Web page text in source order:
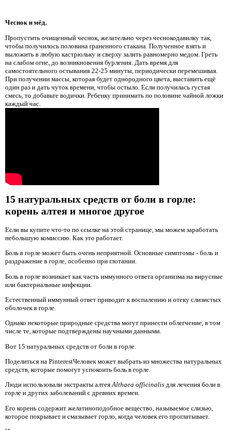
Чеснок и мёд.
Пропустить очищенный чеснок, желательно через чеснокодавилку так,
чтобы получилось половина граненного стакана. Полученное взять и
выложить в любую кастрюльку и сверху залить равномерно медом. Греть
на слабом огне, до возникновения бурления. Дать время для
самостоятельного остывания 22-25 минуты, периодически перемешивая.
При получении массы, которая будет однородного цвета, выставить ещё
один раз и дать чуток времени, чтобы остыло. Если получилась густая
смесь, то добавьте водички. Ребенку принимать по половине чайной ложки
каждый час.
15 натуральных средств от боли в горле:
корень алтея и многое другое
Если вы купите что-то по ссылке на этой странице, мы можем заработать
небольшую комиссию. Как это работает.
Боль в горле может быть очень неприятной. Основные симптомы - боль и
раздражение в горле, особенно при глотании.
Боль в горле возникает как часть иммунного ответа организма на вирусные
или бактериальные инфекции.
Естественный иммунный ответ приводит к воспалению и отеку слизистых
оболочек в горле.
Однако некоторые природные средства могут принести облегчение, в том
числе те, которые подтверждены научными данными.
Вот 15 натуральных средств от боли в горле.
Поделиться на PinterestЧеловек может выбрать из множества натуральных
средств, которые помогут успокоить боль в горле.
Люди использовали экстракты алтеяAlthaea officinalis для лечения боли в
горле и других заболеваний с древних времен.
Его корень содержит желатиноподобное вещество, называемое слизью,
которое покрывает и смазывает горло, когда человек его проглатывает.